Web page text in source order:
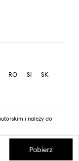
RO SI
SK
i należy do
Pobierz